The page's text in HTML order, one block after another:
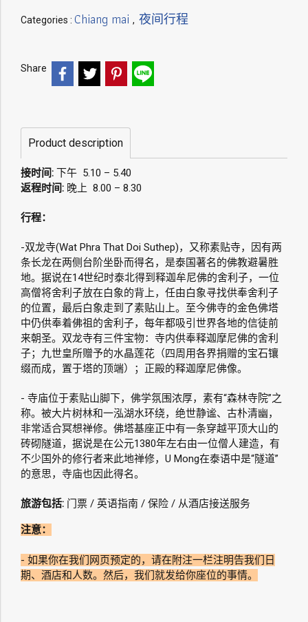
Categories : Chiang mai , 夜间行程
Share
Product description
接时间: 下午 5.10 – 5.40
返程时间: 晚上 8.00 – 8.30
行程：
-双龙寺(Wat Phra That Doi Suthep)，又称素贴寺，因有两
条长龙在两侧台阶坐卧而得名，是泰国著名的佛教避暑胜
地。据说在14世纪时泰北得到释迦牟尼佛的舍利子，一位
高僧将舍利子放在白象的背上，任由白象寻找供奉舍利子
的位置，最后白象走到了素贴山上。至今佛寺的金色佛塔
中仍供奉着佛祖的舍利子，每年都吸引世界各地的信徒前
来朝圣。 双龙寺有三件宝物：寺内供奉释迦摩尼佛的舍利
子；九世皇所赠予的水晶莲花（四周用各界捐赠的宝石镶
缀而成，置于塔的顶端）；正殿的释迦摩尼佛像。
- 寺庙位于素贴山脚下，佛学氛围浓厚，素有“森林寺院”之
称。被大片树林和一泓湖水环绕，绝世静谧、古朴清幽，
非常适合冥想禅修。佛塔基座正中有一条穿越平顶大山的
砖砌隧道，据说是在公元1380年左右由一位僧人建造，有
不少国外的修行者来此地禅修，U Mong在泰语中是“隧道”
的意思，寺庙也因此得名。
旅游包括: 门票 / 英语指南 / 保险 / 从酒店接送服务
注意：
- 如果你在我们网页预定的，请在附注一栏注明告我们日
期、酒店和人数。然后，我们就发给你座位的事情。